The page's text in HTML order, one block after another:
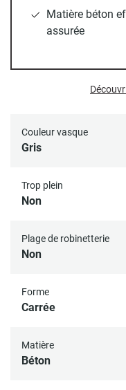
Couleur vasque
Gris
Trop plein
Non
Plage de robinetterie
Non
Forme
Carrée
Matière
Béton
Matière béton
assurée